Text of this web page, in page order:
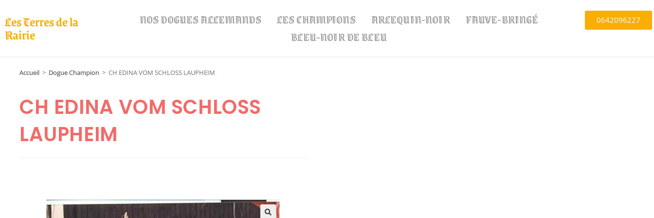
Les Terres de la
Rairie
NOS DOGUES ALLEMANDS LES CHAMPIONS ARLEQUIN-NOIR
FAUVE-BRINGÉ
BLEU-NOIR DE BLEU
0642096227
Accueil > Dogue Champion > CH EDINA VOM SCHLOSS LAUPHEIM
CH EDINA VOM SCHLOSS
LAUPHEIM